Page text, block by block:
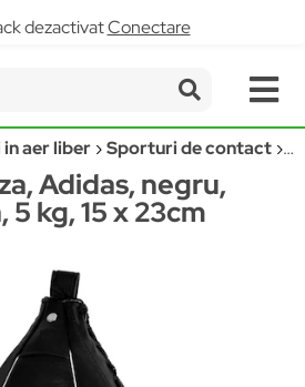
dezactivatConectare
aer liber Sporturi de contact
Adidas, negru,
kg, 15 x 23cm